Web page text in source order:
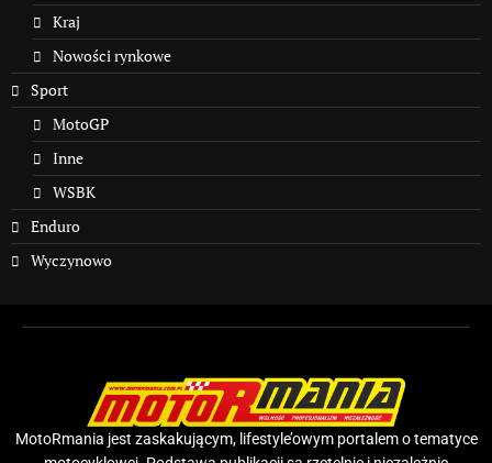
Kraj
Nowości rynkowe
Sport
MotoGP
Inne
WSBK
Enduro
Wyczynowo
MotoRmania jest zaskakującym, lifestyle’owym portalem o tematyce